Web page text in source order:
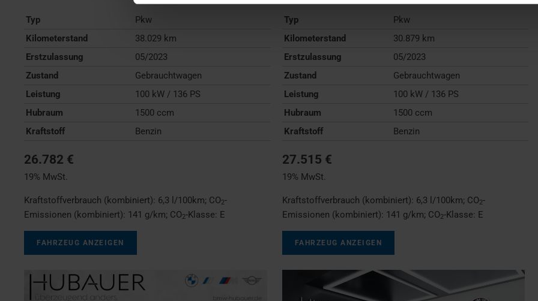
Typ
Pkw
Kilometerstand
38.029 km
Erstzulassung
05/2023
Zustand
Gebrauchtwagen
Leistung
100 kW / 136 PS
Hubraum
1500 ccm
Kraftstoff
Benzin
26.782 €
19% MwSt.
Kraftstoffverbrauch (kombiniert): 6,3 l/100km; CO2-
Emissionen (kombiniert): 141 g/km; CO2-Klasse: E
FAHRZEUG ANZEIGEN
Typ
Pkw
Kilometerstand
30.879 km
Erstzulassung
05/2023
Zustand
Gebrauchtwagen
Leistung
100 kW / 136 PS
Hubraum
1500 ccm
Kraftstoff
Benzin
27.515 €
19% MwSt.
Kraftstoffverbrauch (kombiniert): 6,3 l/100km; CO2-
Emissionen (kombiniert): 141 g/km; CO2-Klasse: E
FAHRZEUG ANZEIGEN